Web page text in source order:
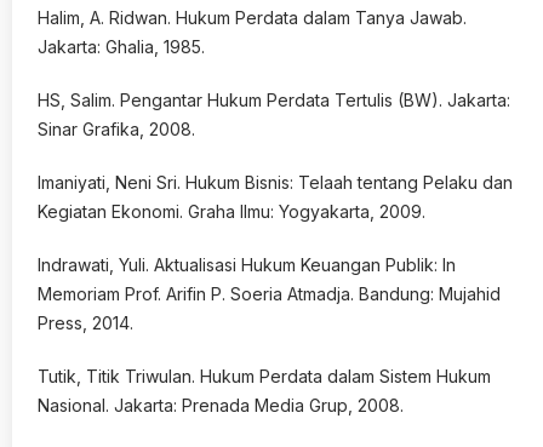
Halim, A. Ridwan. Hukum Perdata dalam Tanya Jawab.
Jakarta: Ghalia, 1985.
HS, Salim. Pengantar Hukum Perdata Tertulis (BW). Jakarta:
Sinar Grafika, 2008.
Imaniyati, Neni Sri. Hukum Bisnis: Telaah tentang Pelaku dan
Kegiatan Ekonomi. Graha Ilmu: Yogyakarta, 2009.
Indrawati, Yuli. Aktualisasi Hukum Keuangan Publik: In
Memoriam Prof. Arifin P. Soeria Atmadja. Bandung: Mujahid
Press, 2014.
Tutik, Titik Triwulan. Hukum Perdata dalam Sistem Hukum
Nasional. Jakarta: Prenada Media Grup, 2008.